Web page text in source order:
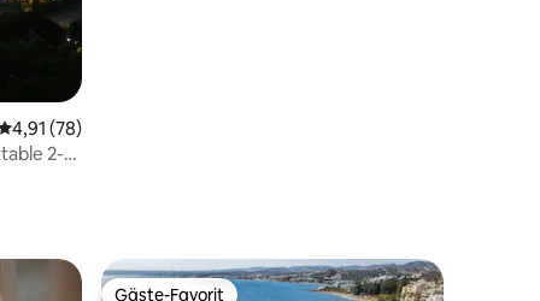
Bewertung: 4,91 von 5, 78 Bewertungen
4,91 (78)
2-
Gäste-Favorit